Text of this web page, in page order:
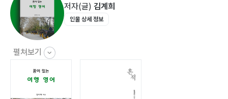
Unit 14. 커피숍/맥주집/와인바150
Unit 15. 쇼핑162
Unit 16. 관광180
Unit 17. 병원192
저자(글) 김계희
인물 상세 정보
펼쳐보기